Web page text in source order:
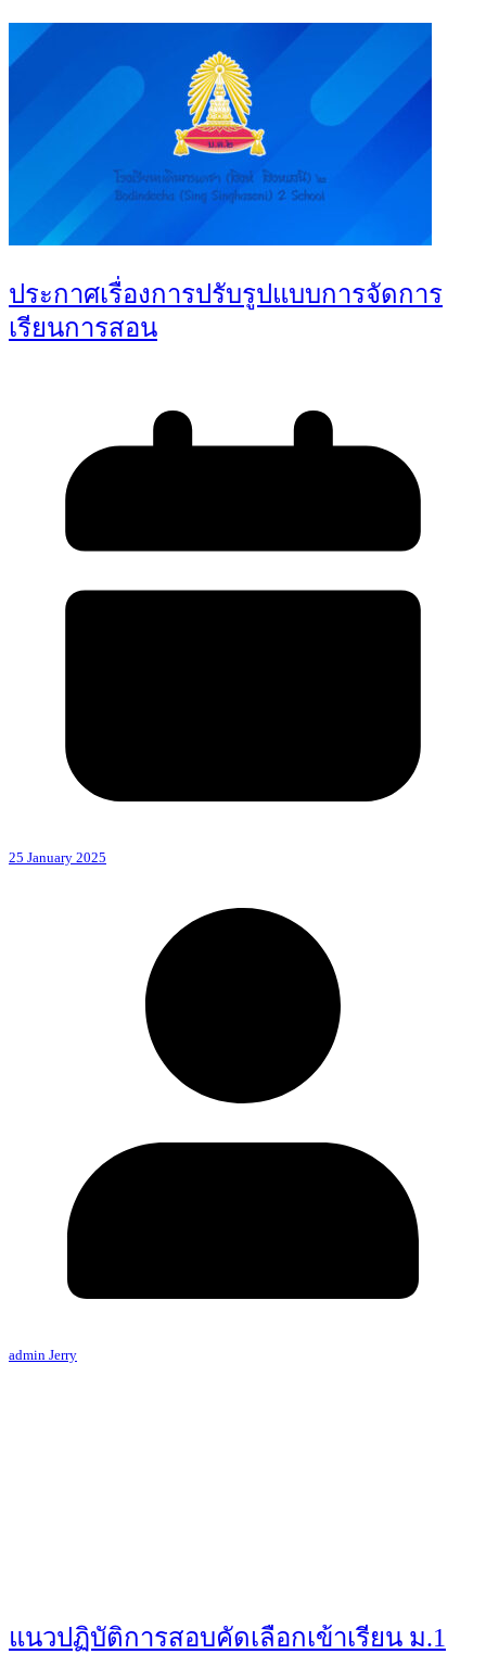
ประกาศเรื่องการปรับรูปแบบการจัดการ
เรียนการสอน
25 January 2025
admin Jerry
แนวปฏิบัติการสอบคัดเลือกเข้าเรียน ม.1